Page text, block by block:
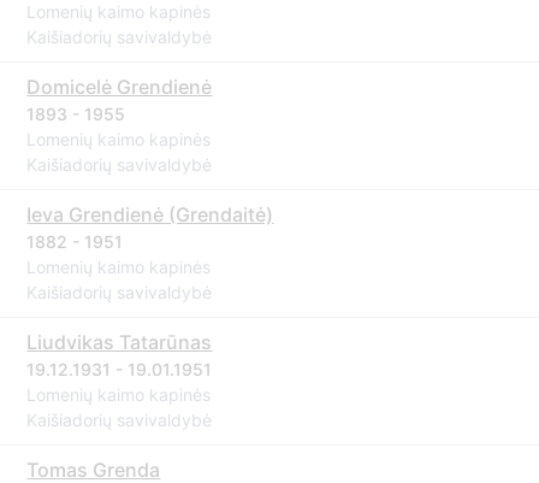
Lomenių kaimo kapinės
Kaišiadorių savivaldybė
Domicelė Grendienė
1893 - 1955
Lomenių kaimo kapinės
Kaišiadorių savivaldybė
Ieva Grendienė (Grendaitė)
1882 - 1951
Lomenių kaimo kapinės
Kaišiadorių savivaldybė
Liudvikas Tatarūnas
19.12.1931 - 19.01.1951
Lomenių kaimo kapinės
Kaišiadorių savivaldybė
Tomas Grenda